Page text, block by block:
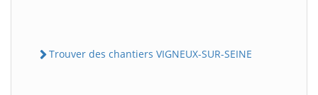
Trouver des chantiers VIGNEUX-SUR-SEINE